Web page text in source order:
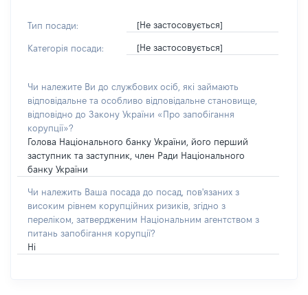
Тип посади: [Не застосовується]
Категорія посади: [Не застосовується]
Чи належите Ви до службових осіб, які займають
відповідальне та особливо відповідальне становище,
відповідно до Закону України «Про запобігання
корупції»?
Голова Національного банку України, його перший
заступник та заступник, член Ради Національного
банку України
Чи належить Ваша посада до посад, пов'язаних з
високим рівнем корупційних ризиків, згідно з
переліком, затвердженим Національним агентством з
питань запобігання корупції?
Ні